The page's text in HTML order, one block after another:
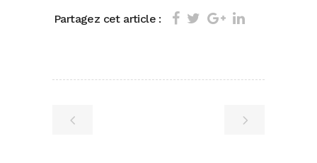
Partagez cet article :